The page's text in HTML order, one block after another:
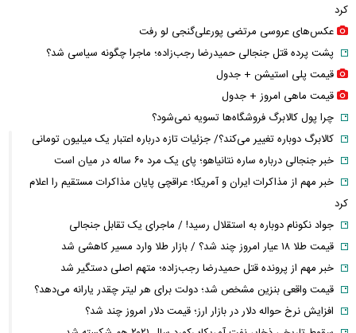
کرد
عکس‌های عروسی مرتضی پورعلی‌گنجی لو رفت
پشت پرده قتل جنجالی حمیدرضا رجب‌زاده؛ ماجرا چگونه سیاسی شد؟
قیمت پلی استیشن + جدول
قیمت ماهی امروز + جدول
چرا پول کالابرگ فروشگاه‌ها تسویه نمی‌شود؟
کالابرگ دوباره تغییر می‌کند؟/ جزئیات تازه درباره اعتبار یک میلیون تومانی
خبر جنجالی درباره ساره نتانیاهو؛ پای یک مرد ۶۰ ساله در میان است
خبر مهم از مذاکرات ایران و آمریکا؛ عراقچی پایان مذاکرات مستقیم را اعلام
کرد
جواد نکونام دوباره به استقلال رسید! / ماجرای یک تقابل جنجالی
قیمت طلا ۱۸ عیار امروز چند شد؟ / بازار طلا وارد مسیر کاهشی شد
خبر مهم از پرونده قتل حمیدرضا رجب‌زاده؛ متهم اصلی دستگیر شد
قیمت واقعی بنزین مشخص شد؛ دولت برای هر لیتر چقدر یارانه می‌دهد؟
افزایش نرخ حواله دلار در بازار ارز؛ قیمت دلار امروز چند شد؟